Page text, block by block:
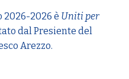
2026 è Uniti per
dal Presiente del
Arezzo.